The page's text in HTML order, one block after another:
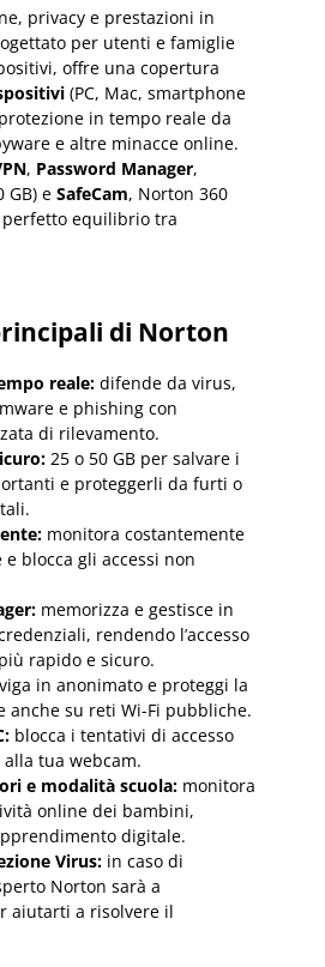
privacy e prestazioni in
per utenti e famiglie
offre una copertura
(PC, Mac, smartphone
in tempo reale da
e altre minacce online.
, Password Manager,
GB) e SafeCam, Norton 360
equilibrio tra
di Norton
reale: difende da virus,
e phishing con
di rilevamento.
25 o 50 GB per salvare i
e proteggerli da furti o
monitora costantemente
blocca gli accessi non
memorizza e gestisce in
rendendo l’accesso
rapido e sicuro.
in anonimato e proteggi la
anche su reti Wi-Fi pubbliche.
blocca i tentativi di accesso
tua webcam.
e modalità scuola: monitora
online dei bambini,
digitale.
Virus: in caso di
Norton sarà a
aiutarti a risolvere il